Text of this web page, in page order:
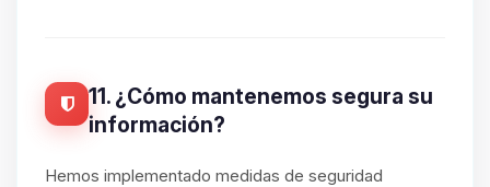
11. ¿Cómo mantenemos segura su
información?
Hemos implementado medidas de seguridad